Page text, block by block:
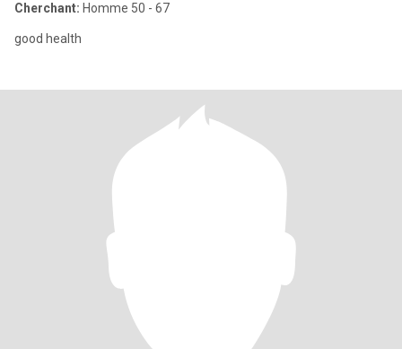
Cherchant: Homme 50 - 67
good health